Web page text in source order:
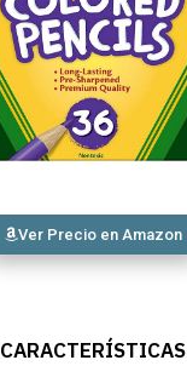
Ver Precio en Amazon
CARACTERÍSTICAS